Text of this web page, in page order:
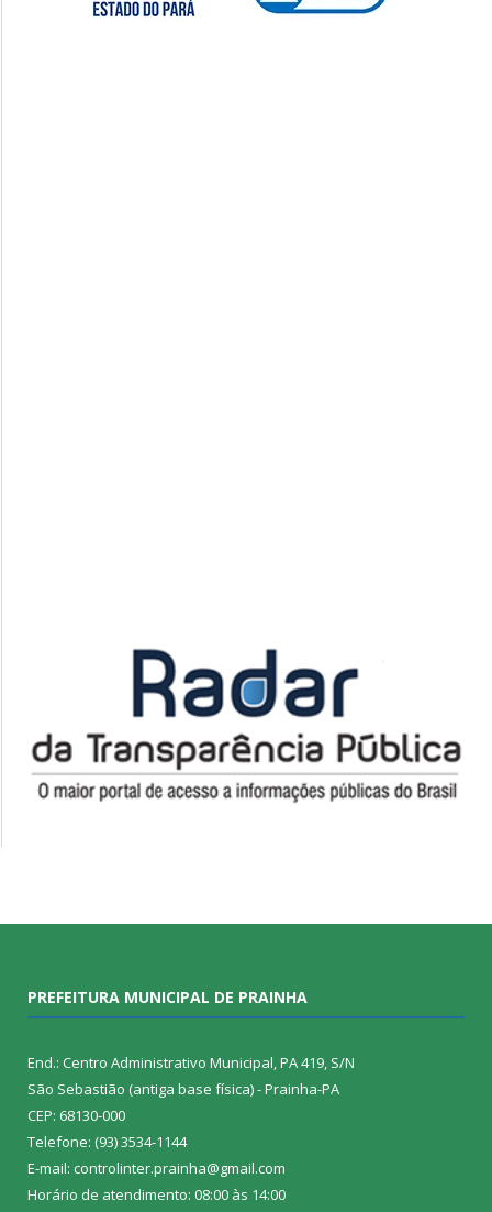
PREFEITURA MUNICIPAL DE PRAINHA
End.: Centro Administrativo Municipal, PA 419, S/N
São Sebastião (antiga base física) - Prainha-PA
CEP: 68130-000
Telefone: (93) 3534-1144
E-mail: controlinter.prainha@gmail.com
Horário de atendimento: 08:00 às 14:00